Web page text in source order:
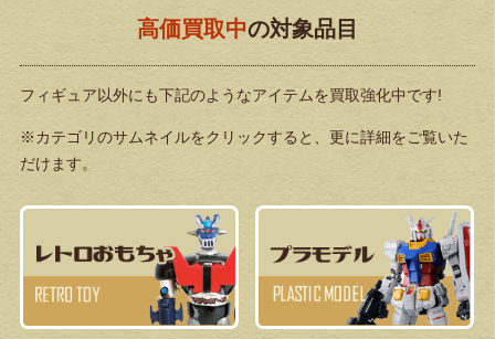
高価買取中の対象品目
フィギュア以外にも下記のようなアイテムを買取強化中です!
※カテゴリのサムネイルをクリックすると、更に詳細をご覧いた
だけます。